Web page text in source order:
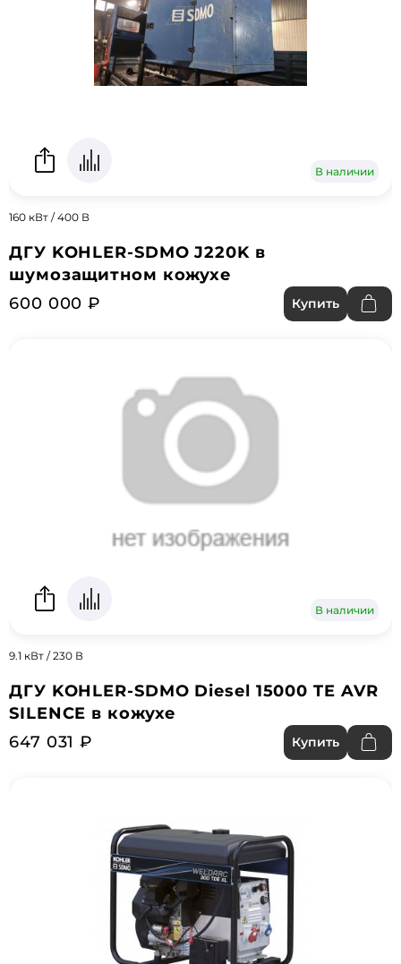
В наличии
160 кВт / 400 В
ДГУ KOHLER-SDMO J220K в
шумозащитном кожухе
600 000 ₽
Купить
В наличии
9.1 кВт / 230 В
ДГУ KOHLER-SDMO Diesel 15000 TE AVR
SILENCE в кожухе
647 031 ₽
Купить